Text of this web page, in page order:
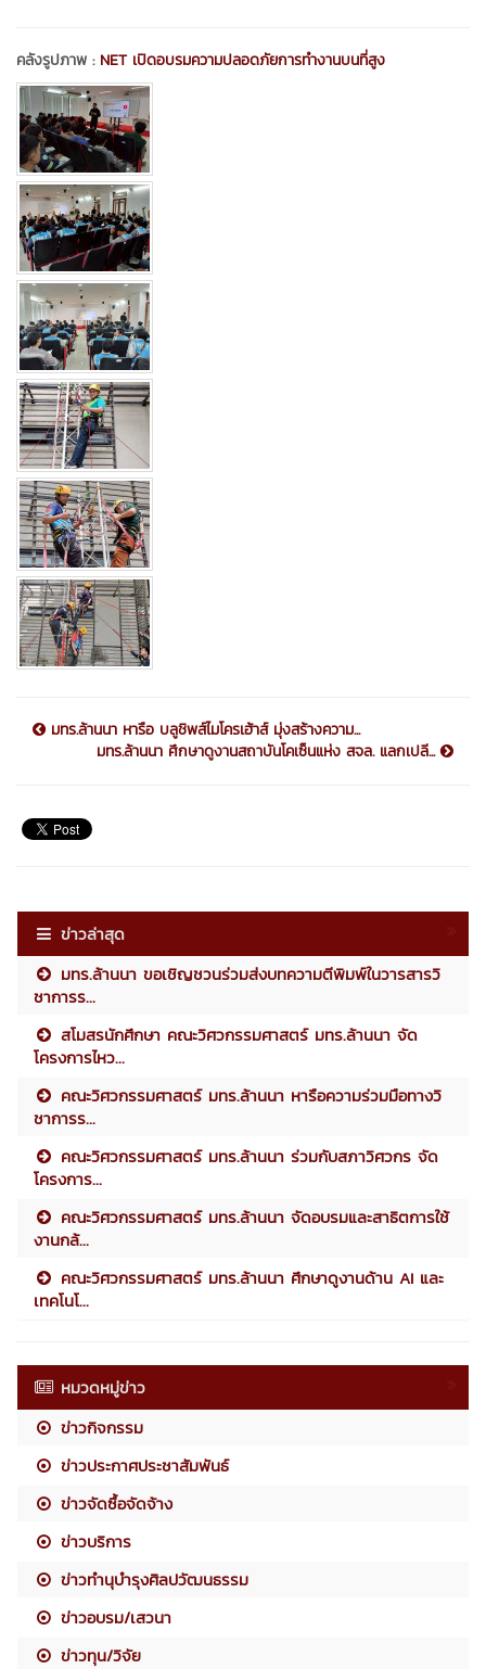
คลังรูปภาพ : NET เปิดอบรมความปลอดภัยการทำงานบนที่สูง
มทร.ล้านนา หารือ บลูชิพส์ไมโครเฮ้าส์ มุ่งสร้างความ...
มทร.ล้านนา ศึกษาดูงานสถาบันโคเซ็นแห่ง สจล. แลกเปลี...
ข่าวล่าสุด
มทร.ล้านนา ขอเชิญชวนร่วมส่งบทความตีพิมพ์ในวารสารวิ
ชาการร...
สโมสรนักศึกษา คณะวิศวกรรมศาสตร์ มทร.ล้านนา จัด
โครงการไหว...
คณะวิศวกรรมศาสตร์ มทร.ล้านนา หารือความร่วมมือทางวิ
ชาการร...
คณะวิศวกรรมศาสตร์ มทร.ล้านนา ร่วมกับสภาวิศวกร จัด
โครงการ...
คณะวิศวกรรมศาสตร์ มทร.ล้านนา จัดอบรมและสาธิตการใช้
งานกล้...
คณะวิศวกรรมศาสตร์ มทร.ล้านนา ศึกษาดูงานด้าน AI และ
เทคโนโ...
หมวดหมู่ข่าว
ข่าวกิจกรรม
ข่าวประกาศประชาสัมพันธ์
ข่าวจัดซื้อจัดจ้าง
ข่าวบริการ
ข่าวทำนุบำรุงศิลปวัฒนธรรม
ข่าวอบรม/เสวนา
ข่าวทุน/วิจัย